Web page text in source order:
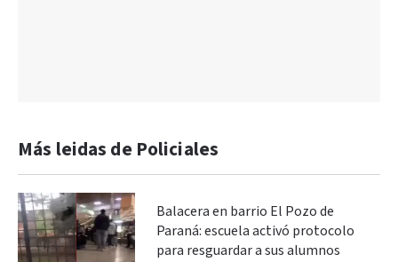
Más leidas de Policiales
Balacera en barrio El Pozo de
Paraná: escuela activó protocolo
para resguardar a sus alumnos